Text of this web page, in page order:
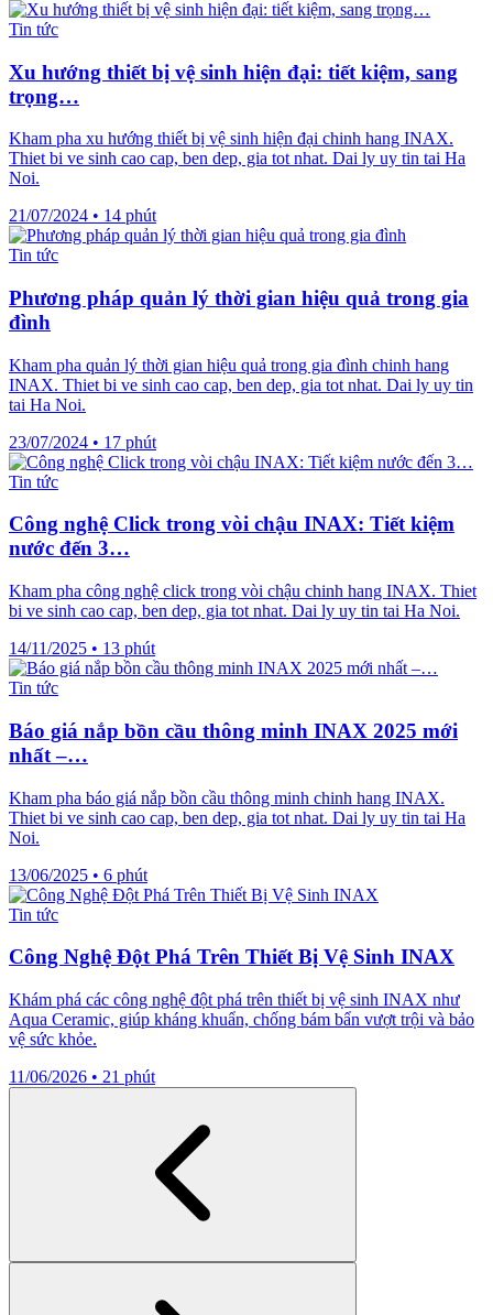
Tin tức
Xu hướng thiết bị vệ sinh hiện đại: tiết kiệm, sang
trọng…
Kham pha xu hướng thiết bị vệ sinh hiện đại chinh hang INAX.
Thiet bi ve sinh cao cap, ben dep, gia tot nhat. Dai ly uy tin tai Ha
Noi.
21/07/2024 • 14 phút
Tin tức
Phương pháp quản lý thời gian hiệu quả trong gia
đình
Kham pha quản lý thời gian hiệu quả trong gia đình chinh hang
INAX. Thiet bi ve sinh cao cap, ben dep, gia tot nhat. Dai ly uy tin
tai Ha Noi.
23/07/2024 • 17 phút
Tin tức
Công nghệ Click trong vòi chậu INAX: Tiết kiệm
nước đến 3…
Kham pha công nghệ click trong vòi chậu chinh hang INAX. Thiet
bi ve sinh cao cap, ben dep, gia tot nhat. Dai ly uy tin tai Ha Noi.
14/11/2025 • 13 phút
Tin tức
Báo giá nắp bồn cầu thông minh INAX 2025 mới
nhất –…
Kham pha báo giá nắp bồn cầu thông minh chinh hang INAX.
Thiet bi ve sinh cao cap, ben dep, gia tot nhat. Dai ly uy tin tai Ha
Noi.
13/06/2025 • 6 phút
Tin tức
Công Nghệ Đột Phá Trên Thiết Bị Vệ Sinh INAX
Khám phá các công nghệ đột phá trên thiết bị vệ sinh INAX như
Aqua Ceramic, giúp kháng khuẩn, chống bám bẩn vượt trội và bảo
vệ sức khỏe.
11/06/2026 • 21 phút